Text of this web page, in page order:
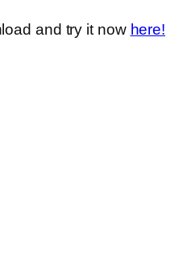
and try it now here!